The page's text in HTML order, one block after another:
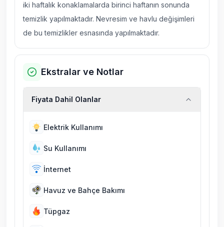
iki haftalık konaklamalarda birinci haftanın sonunda
temizlik yapılmaktadır. Nevresim ve havlu değişimleri
de bu temizlikler esnasında yapılmaktadır.
Ekstralar ve Notlar
Fiyata Dahil Olanlar
Elektrik Kullanımı
Su Kullanımı
İnternet
Havuz ve Bahçe Bakımı
Tüpgaz